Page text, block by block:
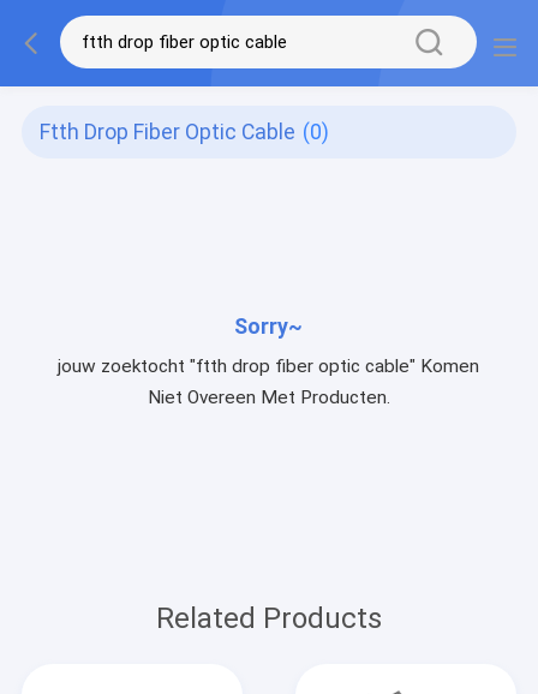
Ftth Drop Fiber Optic Cable (0)
Sorry~
jouw zoektocht "ftth drop fiber optic cable" Komen
Niet Overeen Met Producten.
Related Products